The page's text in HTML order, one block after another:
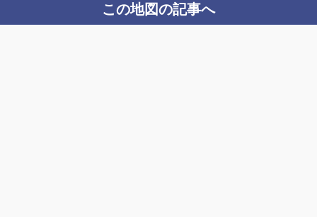
この地図の記事へ